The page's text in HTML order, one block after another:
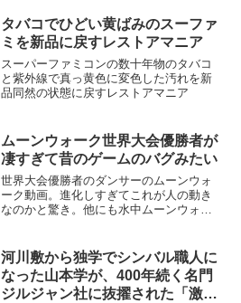
タバコでひどい黄ばみのスーファ
ミを新品に戻すレストアマニア
スーパーファミコンの数十年物のタバコ
と紫外線で真っ黄色に変色した汚れを新
品同然の状態に戻すレストアマニア
ムーンウォーク世界大会優勝者が
凄すぎて昔のゲームのバグみたい
世界大会優勝者のダンサーのムーンウォ
ーク動画。進化しすぎてこれが人の動き
なのかと驚き。他にも水中ムーンウォー
河川敷から独学でシンバル職人に
なった山本学が、400年続く名門
ジルジャン社に抜擢された「激レ